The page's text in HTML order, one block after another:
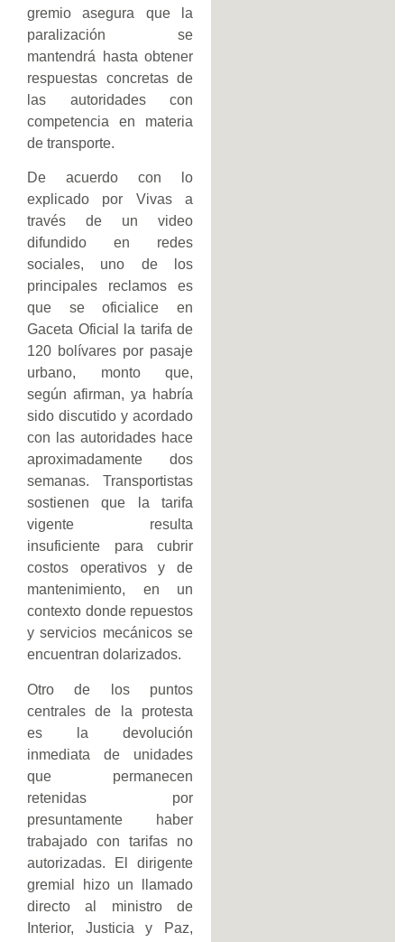
gremio asegura que la
paralización se
mantendrá hasta obtener
respuestas concretas de
las autoridades con
competencia en materia
de transporte.
De acuerdo con lo
explicado por Vivas a
través de un video
difundido en redes
sociales, uno de los
principales reclamos es
que se oficialice en
Gaceta Oficial la tarifa de
120 bolívares por pasaje
urbano, monto que,
según afirman, ya habría
sido discutido y acordado
con las autoridades hace
aproximadamente dos
semanas. Transportistas
sostienen que la tarifa
vigente resulta
insuficiente para cubrir
costos operativos y de
mantenimiento, en un
contexto donde repuestos
y servicios mecánicos se
encuentran dolarizados.
Otro de los puntos
centrales de la protesta
es la devolución
inmediata de unidades
que permanecen
retenidas por
presuntamente haber
trabajado con tarifas no
autorizadas. El dirigente
gremial hizo un llamado
directo al ministro de
Interior, Justicia y Paz,